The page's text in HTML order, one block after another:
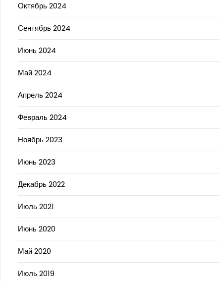
Октябрь 2024
Сентябрь 2024
Июнь 2024
Май 2024
Апрель 2024
Февраль 2024
Ноябрь 2023
Июнь 2023
Декабрь 2022
Июль 2021
Июнь 2020
Май 2020
Июль 2019